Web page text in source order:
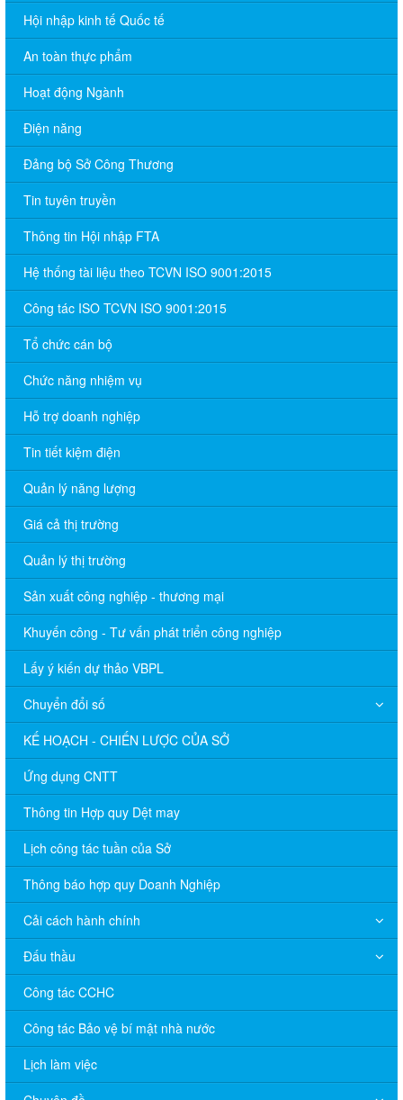
Hội nhập kinh tế Quốc tế
An toàn thực phẩm
Hoạt động Ngành
Điện năng
Đảng bộ Sở Công Thương
Tin tuyên truyền
Thông tin Hội nhập FTA
Hệ thống tài liệu theo TCVN ISO 9001:2015
Công tác ISO TCVN ISO 9001:2015
Tổ chức cán bộ
Chức năng nhiệm vụ
Hỗ trợ doanh nghiệp
Tin tiết kiệm điện
Quản lý năng lượng
Giá cả thị trường
Quản lý thị trường
Sản xuất công nghiệp - thương mại
Khuyến công - Tư vấn phát triển công nghiệp
Lấy ý kiến dự thảo VBPL
Chuyển đổi số
KẾ HOẠCH - CHIẾN LƯỢC CỦA SỞ
Ứng dụng CNTT
Thông tin Hợp quy Dệt may
Lịch công tác tuần của Sở
Thông báo hợp quy Doanh Nghiệp
Cải cách hành chính
Đấu thầu
Công tác CCHC
Công tác Bảo vệ bí mật nhà nước
Lịch làm việc